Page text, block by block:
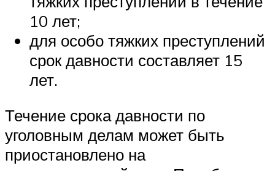
10 лет;
для особо тяжких преступлений
срок давности составляет 15
лет.
Течение срока давности по
уголовным делам может быть
приостановлено на